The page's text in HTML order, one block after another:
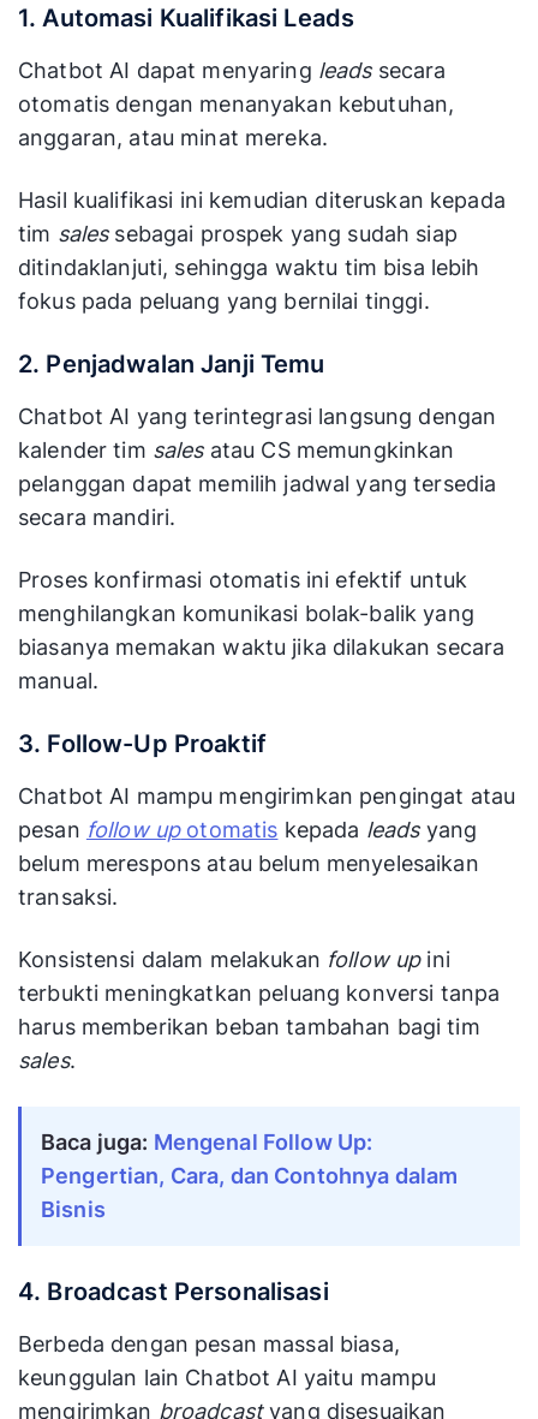
1. Automasi Kualifikasi Leads
Chatbot AI dapat menyaring leadssecara
otomatis dengan menanyakan kebutuhan,
anggaran, atau minat mereka.
Hasil kualifikasi ini kemudian diteruskan kepada
tim salessebagai prospek yang sudah siap
ditindaklanjuti, sehingga waktu tim bisa lebih
fokus pada peluang yang bernilai tinggi.
2. Penjadwalan Janji Temu
Chatbot AI yang terintegrasi langsung dengan
kalender tim salesatau CS memungkinkan
pelanggan dapat memilih jadwal yang tersedia
secara mandiri.
Proses konfirmasi otomatis ini efektif untuk
menghilangkan komunikasi bolak-balik yang
biasanya memakan waktu jika dilakukan secara
manual.
3. Follow-Up Proaktif
Chatbot AI mampu mengirimkan pengingat atau
pesan follow upotomatis kepada leadsyang
belum merespons atau belum menyelesaikan
transaksi.
Konsistensi dalam melakukan follow upini
terbukti meningkatkan peluang konversi tanpa
harus memberikan beban tambahan bagi tim
sales.
Baca juga: Mengenal Follow Up:
Pengertian, Cara, dan Contohnya dalam
Bisnis
4. Broadcast Personalisasi
Berbeda dengan pesan massal biasa,
keunggulan lain Chatbot AI yaitu mampu
mengirimkan broadcastyang disesuaikan